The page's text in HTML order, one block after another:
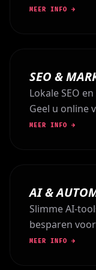
MEER INFO →
SEO &
Lokale SEO
Geel u online
MEER INFO →
AI &
Slimme AI-
besparen
MEER INFO →